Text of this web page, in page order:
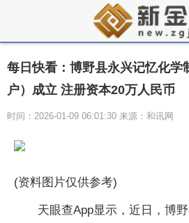
每日快看：博野县永兴记忆化学
户）成立 注册资本20万人民币
时间：2026-01-09 06:01:30 来源：和讯网
(资料图片仅供参考)
天眼查App显示，近日，博